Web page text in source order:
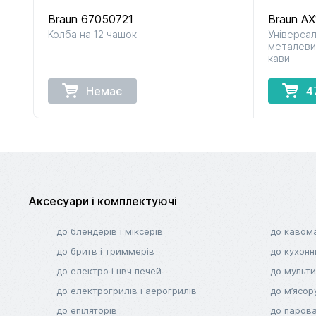
до кавомашин
Braun 67050721
Колба на 12 чашок
Немає
Braun
кави
Аксесуари і комплектуючі
до блендерів і міксерів
до бритв і триммерів
до електро і нвч печей
до електрогрилів і аерогрилів
до епіляторів
до
до
до
до
до